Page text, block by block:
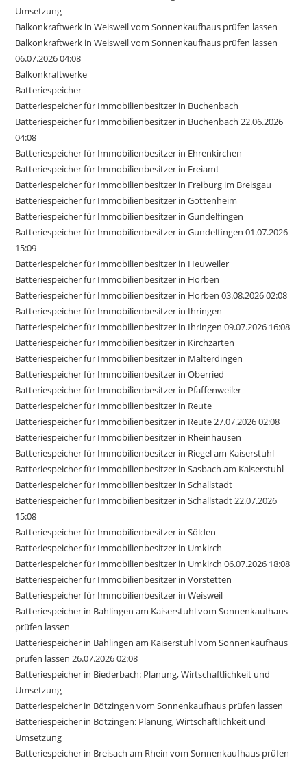
Umsetzung
Balkonkraftwerk in Weisweil vom Sonnenkaufhaus prüfen lassen
Balkonkraftwerk in Weisweil vom Sonnenkaufhaus prüfen lassen
06.07.2026 04:08
Balkonkraftwerke
Batteriespeicher
Batteriespeicher für Immobilienbesitzer in Buchenbach
Batteriespeicher für Immobilienbesitzer in Buchenbach 22.06.2026
04:08
Batteriespeicher für Immobilienbesitzer in Ehrenkirchen
Batteriespeicher für Immobilienbesitzer in Freiamt
Batteriespeicher für Immobilienbesitzer in Freiburg im Breisgau
Batteriespeicher für Immobilienbesitzer in Gottenheim
Batteriespeicher für Immobilienbesitzer in Gundelfingen
Batteriespeicher für Immobilienbesitzer in Gundelfingen 01.07.2026
15:09
Batteriespeicher für Immobilienbesitzer in Heuweiler
Batteriespeicher für Immobilienbesitzer in Horben
Batteriespeicher für Immobilienbesitzer in Horben 03.08.2026 02:08
Batteriespeicher für Immobilienbesitzer in Ihringen
Batteriespeicher für Immobilienbesitzer in Ihringen 09.07.2026 16:08
Batteriespeicher für Immobilienbesitzer in Kirchzarten
Batteriespeicher für Immobilienbesitzer in Malterdingen
Batteriespeicher für Immobilienbesitzer in Oberried
Batteriespeicher für Immobilienbesitzer in Pfaffenweiler
Batteriespeicher für Immobilienbesitzer in Reute
Batteriespeicher für Immobilienbesitzer in Reute 27.07.2026 02:08
Batteriespeicher für Immobilienbesitzer in Rheinhausen
Batteriespeicher für Immobilienbesitzer in Riegel am Kaiserstuhl
Batteriespeicher für Immobilienbesitzer in Sasbach am Kaiserstuhl
Batteriespeicher für Immobilienbesitzer in Schallstadt
Batteriespeicher für Immobilienbesitzer in Schallstadt 22.07.2026
15:08
Batteriespeicher für Immobilienbesitzer in Sölden
Batteriespeicher für Immobilienbesitzer in Umkirch
Batteriespeicher für Immobilienbesitzer in Umkirch 06.07.2026 18:08
Batteriespeicher für Immobilienbesitzer in Vörstetten
Batteriespeicher für Immobilienbesitzer in Weisweil
Batteriespeicher in Bahlingen am Kaiserstuhl vom Sonnenkaufhaus
prüfen lassen
Batteriespeicher in Bahlingen am Kaiserstuhl vom Sonnenkaufhaus
prüfen lassen 26.07.2026 02:08
Batteriespeicher in Biederbach: Planung, Wirtschaftlichkeit und
Umsetzung
Batteriespeicher in Bötzingen vom Sonnenkaufhaus prüfen lassen
Batteriespeicher in Bötzingen: Planung, Wirtschaftlichkeit und
Umsetzung
Batteriespeicher in Breisach am Rhein vom Sonnenkaufhaus prüfen